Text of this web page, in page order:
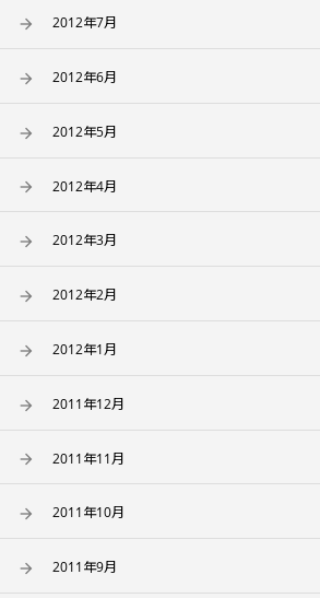
2012年7月
2012年6月
2012年5月
2012年4月
2012年3月
2012年2月
2012年1月
2011年12月
2011年11月
2011年10月
2011年9月